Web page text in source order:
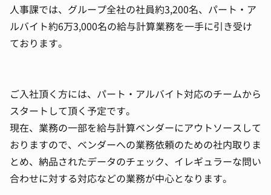
人事課では、グループ全社の社員約3,200名、パート・ア
ルバイト約6万3,000名の給与計算業務を一手に引き受け
ております。
ご入社頂く方には、パート・アルバイト対応のチームから
スタートして頂く予定です。
現在、業務の一部を給与計算ベンダーにアウトソースして
おりますので、ベンダーへの業務依頼のための社内取りま
とめ、納品されたデータのチェック、イレギュラーな問い
合わせに対する対応などの業務が中心となります。